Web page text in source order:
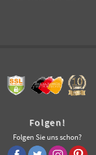
Folgen!
Folgen Sie uns schon?